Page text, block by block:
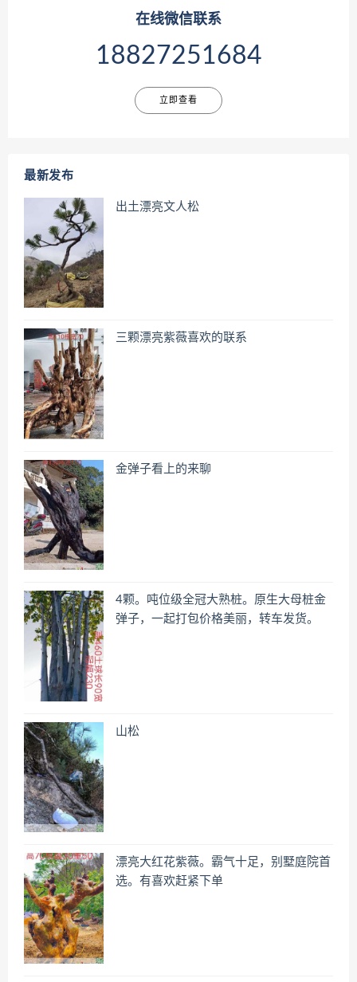
在线微信联系
18827251684
立即查看
最新发布
出土漂亮文人松
三颗漂亮紫薇喜欢的联系
金弹子看上的来聊
4颗。吨位级全冠大熟桩。原生大母桩金
弹子，一起打包价格美丽，转车发货。
山松
漂亮大红花紫薇。霸气十足，别墅庭院首
选。有喜欢赶紧下单